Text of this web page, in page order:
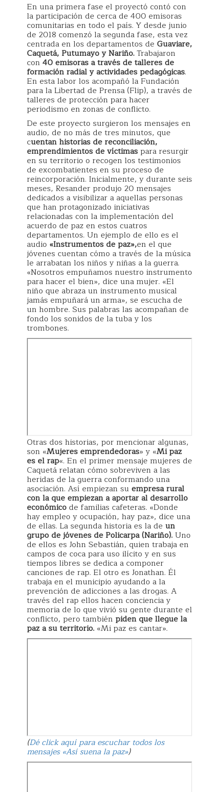
En una primera fase el proyectó contó con
la participación de cerca de 400 emisoras
comunitarias en todo el país. Y desde junio
de 2018 comenzó la segunda fase, esta vez
centrada en los departamentos de Guaviare,
Caquetá, Putumayo y Nariño.Trabajaron
con 40 emisoras a través de talleres de
formación radial y actividades pedagógicas.
En esta labor los acompañó la Fundación
para la Libertad de Prensa (Flip), a través de
talleres de protección para hacer
periodismo en zonas de conflicto.
De este proyecto surgieron los mensajes en
audio, de no más de tres minutos, que
cuentan historias de reconciliación,
emprendimientos de víctimaspara resurgir
en su territorio o recogen los testimonios
de excombatientes en su proceso de
reincorporación. Inicialmente, y durante seis
meses, Resander produjo 20 mensajes
dedicados a visibilizar a aquellas personas
que han protagonizado iniciativas
relacionadas con la implementación del
acuerdo de paz en estos cuatros
departamentos. Un ejemplo de ello es el
audio «Instrumentos de paz»,en el que
jóvenes cuentan cómo a través de la música
le arrabatan los niños y niñas a la guerra.
«Nosotros empuñamos nuestro instrumento
para hacer el bien», dice una mujer. «El
niño que abraza un instrumento musical
jamás empuñará un arma», se escucha de
un hombre. Sus palabras las acompañan de
fondo los sonidos de la tuba y los
trombones.
Otras dos historias, por mencionar algunas,
son «Mujeres emprendedoras» y «Mi paz
es el rap«. En el primer mensaje mujeres de
Caquetá relatan cómo sobreviven a las
heridas de la guerra conformando una
asociación. Así empiezan su empresa rural
con la que empiezan a aportar al desarrollo
económicode familias cafeteras. «Donde
hay empleo y ocupación, hay paz», dice una
de ellas. La segunda historia es la de un
grupo de jóvenes de Policarpa (Nariño).Uno
de ellos es John Sebastián, quien trabaja en
campos de coca para uso ilícito y en sus
tiempos libres se dedica a componer
canciones de rap. El otro es Jonathan. Él
trabaja en el municipio ayudando a la
prevención de adicciones a las drogas. A
través del rap ellos hacen conciencia y
memoria de lo que vivió su gente durante el
conflicto, pero también piden que llegue la
paz a su territorio. «Mi paz es cantar».
(Dé click aquí para escuchar todos los
mensajes «Así suena la paz»)